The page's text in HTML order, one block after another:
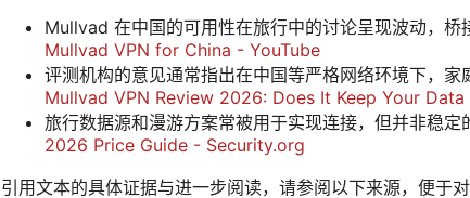
Mullvad 在中国的可用性在旅行中的讨论呈现波动，桥
Mullvad VPN for China - YouTube
评测机构的意见通常指出在中国等严格网络环境下，家
Mullvad VPN Review 2026: Does It Keep Your
旅行数据源和漫游方案常被用于实现连接，但并非稳定
2026 Price Guide - Security.org
引用文本的具体证据与进一步阅读，请参阅以下来源，便于